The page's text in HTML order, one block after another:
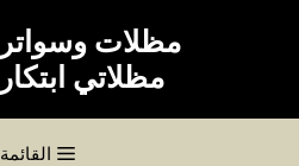
مظلات وسواتر
مظلاتي ابتكار
القائمة